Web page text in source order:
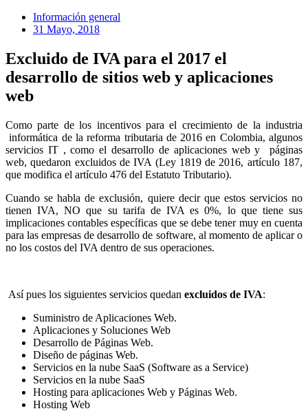
Información general
31 Mayo, 2018
Excluido de IVA para el 2017 el
desarrollo de sitios web y aplicaciones
web
Como parte de los incentivos para el crecimiento de la industria
informática de la reforma tributaria de 2016 en Colombia, algunos
servicios IT , como el desarrollo de aplicaciones web y páginas
web, quedaron excluidos de IVA (Ley 1819 de 2016, artículo 187,
que modifica el artículo 476 del Estatuto Tributario).
Cuando se habla de exclusión, quiere decir que estos servicios no
tienen IVA, NO que su tarifa de IVA es 0%, lo que tiene sus
implicaciones contables específicas que se debe tener muy en cuenta
para las empresas de desarrollo de software, al momento de aplicar o
no los costos del IVA dentro de sus operaciones.
Así pues los siguientes servicios quedan excluidos de IVA:
Suministro de Aplicaciones Web.
Aplicaciones y Soluciones Web
Desarrollo de Páginas Web.
Diseño de páginas Web.
Servicios en la nube SaaS (Software as a Service)
Servicios en la nube SaaS
Hosting para aplicaciones Web y Páginas Web.
Hosting Web